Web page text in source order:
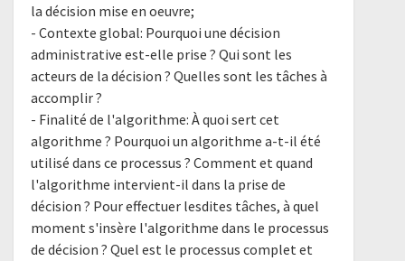
la décision mise en oeuvre;
- Contexte global: Pourquoi une décision
administrative est-elle prise ? Qui sont les
acteurs de la décision ? Quelles sont les tâches à
accomplir ?
- Finalité de l'algorithme: À quoi sert cet
algorithme ? Pourquoi un algorithme a-t-il été
utilisé dans ce processus ? Comment et quand
l'algorithme intervient-il dans la prise de
décision ? Pour effectuer lesdites tâches, à quel
moment s'insère l'algorithme dans le processus
de décision ? Quel est le processus complet et